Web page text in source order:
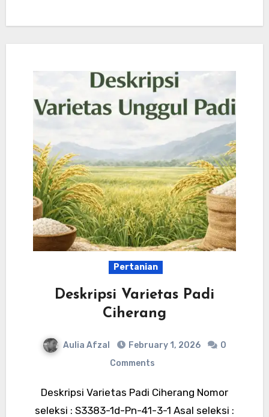
Pertanian
Deskripsi Varietas Padi
Ciherang
Aulia Afzal February 1, 2026
0
Comments
Deskripsi Varietas Padi Ciherang Nomor
seleksi : S3383-1d-Pn-41-3-1 Asal seleksi :